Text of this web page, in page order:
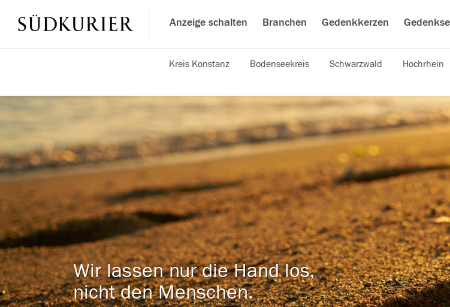
Anzeige schalten Branchen Gedenkkerzen
Kreis Konstanz Bodenseekreis Schwarzwald Hochrhein
Wir lassen nur die Hand los,
nicht den Menschen.